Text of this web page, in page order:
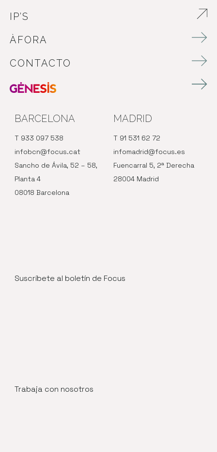
IP’S
ÀFORA
CONTACTO
BARCELONA
T 933 097 538
infobcn@focus.cat
Sancho de Ávila, 52 – 58,
Planta 4
08018 Barcelona
MADRID
T 91 531 62 72
infomadrid@focus.es
Fuencarral 5, 2ª Derecha
28004 Madrid
Suscríbete al boletín de Focus
Trabaja con nosotros